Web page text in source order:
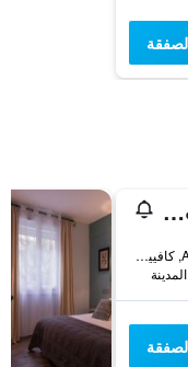
إيبيس بدجيت كافايلون
175, Avenue du Pont, كافييون, إقليم فوكلوز, فرنسا